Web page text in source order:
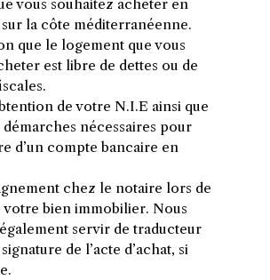
vous souhaitez acheter en
la côte méditerranéenne.
que le logement que vous
est libre de dettes ou de
de votre N.I.E ainsi que
démarches nécessaires pour
d’un compte bancaire en
chez le notaire lors de
votre bien immobilier. Nous
servir de traducteur
de l’acte d’achat, si